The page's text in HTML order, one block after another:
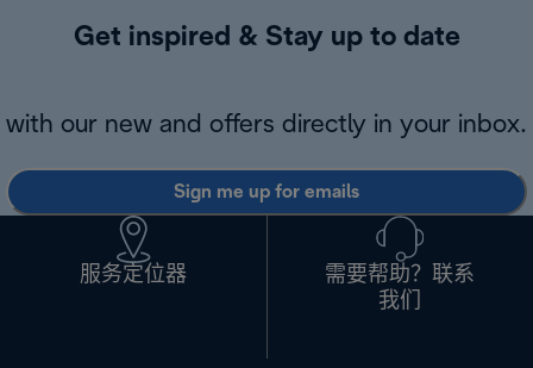
Get inspired & Stay up to date
with our new and offers directly in your inbox.
Sign me up for emails
服务定位器
需要帮助？联系
我们